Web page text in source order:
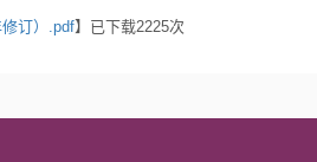
订）.pdf】已下载2225次